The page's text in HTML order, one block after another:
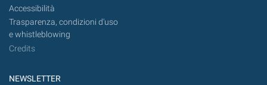
Accessibilità
Trasparenza, condizioni d'uso
e whistleblowing
Credits
NEWSLETTER